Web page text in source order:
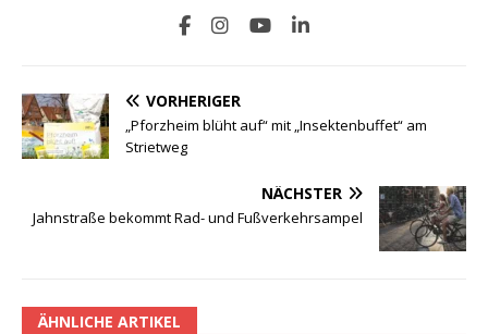
VORHERIGER
„Pforzheim blüht auf“ mit „Insektenbuffet“ am
Strietweg
NÄCHSTER
Jahnstraße bekommt Rad- und Fußverkehrsampel
ÄHNLICHE ARTIKEL